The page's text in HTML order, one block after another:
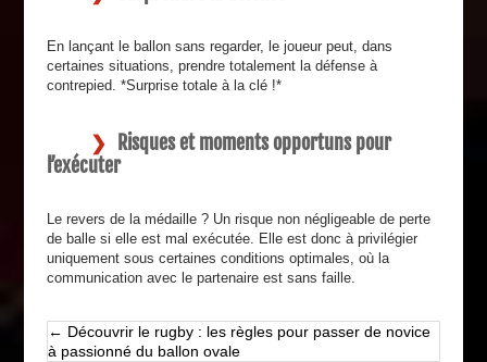
En lançant le ballon sans regarder, le joueur peut, dans
certaines situations, prendre totalement la défense à
contrepied. *Surprise totale à la clé !*
Risques et moments opportuns pour
l’exécuter
Le revers de la médaille ? Un risque non négligeable de perte
de balle si elle est mal exécutée. Elle est donc à privilégier
uniquement sous certaines conditions optimales, où la
communication avec le partenaire est sans faille.
← Découvrir le rugby : les règles pour passer de novice
à passionné du ballon ovale